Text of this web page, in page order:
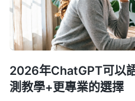
2026年ChatGPT可以
測教學+更專業的選擇